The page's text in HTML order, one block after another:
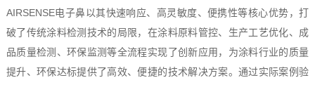
AIRSENSE电子鼻以其快速响应、高灵敏度、便携性等核心优势，打
破了传统涂料检测技术的局限，在涂料原料管控、生产工艺优化、成
品质量检测、环保监测等全流程实现了创新应用，为涂料行业的质量
提升、环保达标提供了高效、便捷的技术解决方案。通过实际案例验